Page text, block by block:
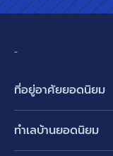
-
ที่อยู่อาศัยยอดนิยม
ทำเลบ้านยอดนิยม